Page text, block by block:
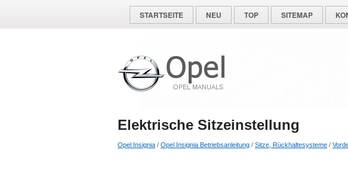
STARTSEITE NEU TOP SITEMAP
Elektrische Sitzeinstellung
Opel Insignia / Opel Insignia Betriebsanleitung / Sitze, Rückhaltesysteme /